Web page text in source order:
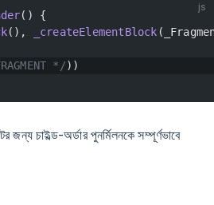
js
() {
(), _createElementBlock
*/))
জন্য চাইল্ড-অর্ডার পুনর্মিলনকে সম্পূর্ণভাবে